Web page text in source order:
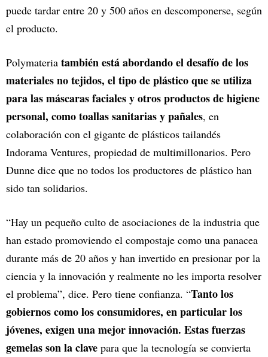
puede tardar entre 20 y 500 años en descomponerse, según
el producto.
Polymateria también está abordando el desafío de los
materiales no tejidos, el tipo de plástico que se utiliza
para las máscaras faciales y otros productos de higiene
personal, como toallas sanitarias y pañales, en
colaboración con el gigante de plásticos tailandés
Indorama Ventures, propiedad de multimillonarios. Pero
Dunne dice que no todos los productores de plástico han
sido tan solidarios.
“Hay un pequeño culto de asociaciones de la industria que
han estado promoviendo el compostaje como una panacea
durante más de 20 años y han invertido en presionar por la
ciencia y la innovación y realmente no les importa resolver
el problema”, dice. Pero tiene confianza. “Tanto los
gobiernos como los consumidores, en particular los
jóvenes, exigen una mejor innovación. Estas fuerzas
gemelas son la clave para que la tecnología se convierta